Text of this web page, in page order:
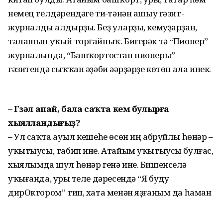
немец телдәрендәге тиҫ-тәнән ашыу гәзит-
журналды алдырҙы. Беҙ уларҙы, кемуҙарҙан,
талашып уҡый торғайныҡ. Бигерәк тә “Пионер”
журналында, “Башҡортостан пионеры”
гәзитендә сыҡҡан әҙәби әҫәрҙәрҙе көтөп ала инек.
– Гүзәл апай, бала саҡта кем булырға
хыялландығыҙ?
– Ул саҡта ауыл кешеһе өсөн иң абруйлы һөнәр –
уҡытыусы, табип ине. Атайым уҡытыусы булғас,
хыялымда шул һөнәр генә ине. Бишенселә
уҡығанда, урыҫ теле дәресендә “Я буду
дирОктором” тип, хата менән яҙғаным да һаман